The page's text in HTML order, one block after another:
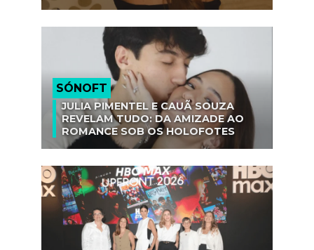
SÓNOFT
JULIA PIMENTEL E CAUÃ SOUZA
REVELAM TUDO: DA AMIZADE AO
ROMANCE SOB OS HOLOFOTES